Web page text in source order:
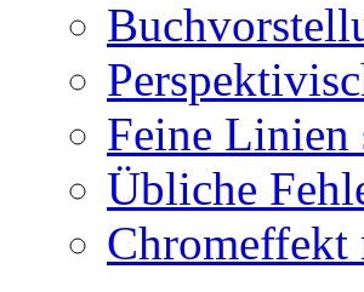
Feine Linien
Übliche
Chromeffekt